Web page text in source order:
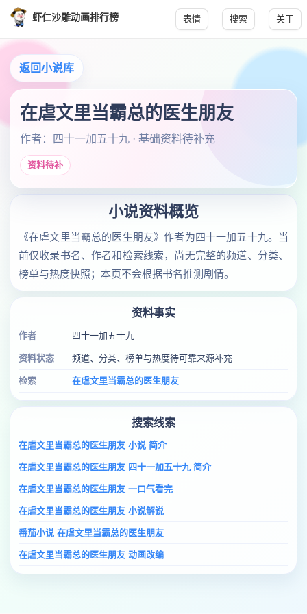
虾仁沙雕动画排行榜 表情 搜索 关于
返回小说库
在虐文里当霸总的医生朋友
作者：四十一加五十九 · 基础资料待补充
资料待补
小说资料概览
《在虐文里当霸总的医生朋友》作者为四十一加五十九。当
前仅收录书名、作者和检索线索，尚无完整的频道、分类、
榜单与热度快照；本页不会根据书名推测剧情。
资料事实
作者 四十一加五十九
资料状态 频道、分类、榜单与热度待可靠来源补充
检索 在虐文里当霸总的医生朋友
搜索线索
在虐文里当霸总的医生朋友 小说 简介
在虐文里当霸总的医生朋友 四十一加五十九 简介
在虐文里当霸总的医生朋友 一口气看完
在虐文里当霸总的医生朋友 小说解说
番茄小说 在虐文里当霸总的医生朋友
在虐文里当霸总的医生朋友 动画改编